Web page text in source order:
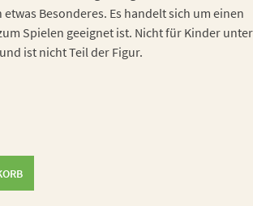
Besonderes. Es handelt sich um einen
Spielen geeignet ist. Nicht für Kinder
ist nicht Teil der Figur.